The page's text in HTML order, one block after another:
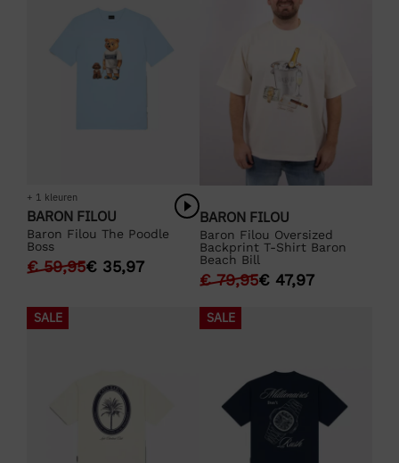
+ 1 kleuren
BARON FILOU
Baron Filou The Poodle
Boss
€59,95€ 35,97
BARON FILOU
Baron Filou Oversized
Backprint T-Shirt Baron
Beach Bill
€79,95€ 47,97
SALE SALE